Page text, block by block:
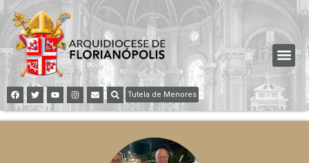
Tutela de Menores